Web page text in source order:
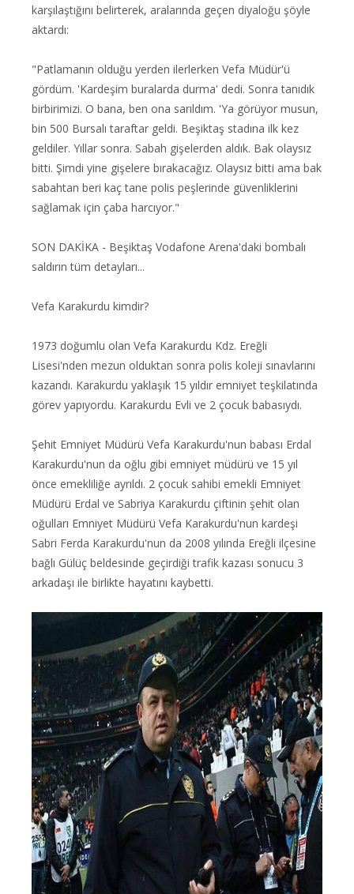
karşılaştığını belirterek, aralarında geçen diyaloğu şöyle
aktardı:
"Patlamanın olduğu yerden ilerlerken Vefa Müdür'ü
gördüm. 'Kardeşim buralarda durma' dedi. Sonra tanıdık
birbirimizi. O bana, ben ona sarıldım. 'Ya görüyor musun,
bin 500 Bursalı taraftar geldi. Beşiktaş stadına ilk kez
geldiler. Yıllar sonra. Sabah gişelerden aldık. Bak olaysız
bitti. Şimdi yine gişelere bırakacağız. Olaysız bitti ama bak
sabahtan beri kaç tane polis peşlerinde güvenliklerini
sağlamak için çaba harcıyor."
SON DAKİKA - Beşiktaş Vodafone Arena'daki bombalı
saldırın tüm detayları...
Vefa Karakurdu kimdir?
1973 doğumlu olan Vefa Karakurdu Kdz. Ereğli
Lisesi'nden mezun olduktan sonra polis koleji sınavlarını
kazandı. Karakurdu yaklaşık 15 yıldır emniyet teşkilatında
görev yapıyordu. Karakurdu Evli ve 2 çocuk babasıydı.
Şehit Emniyet Müdürü Vefa Karakurdu'nun babası Erdal
Karakurdu'nun da oğlu gibi emniyet müdürü ve 15 yıl
önce emekliliğe ayrıldı. 2 çocuk sahibi emekli Emniyet
Müdürü Erdal ve Sabriya Karakurdu çiftinin şehit olan
oğulları Emniyet Müdürü Vefa Karakurdu'nun kardeşi
Sabri Ferda Karakurdu'nun da 2008 yılında Ereğli ilçesine
bağlı Gülüç beldesinde geçirdiği trafik kazası sonucu 3
arkadaşı ile birlikte hayatını kaybetti.